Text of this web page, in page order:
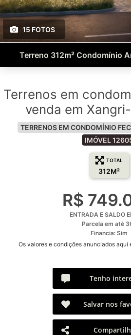
15 FOTOS
Terreno 312m² Condomínio
Terrenos em
venda em
TERRENOS EM CONDOMÍNIO
IMÓVEL
TOTAL
312M²
R$
ENTRADA E SALDO
Parcela em até
Financia: Sim
Os valores e condições anunciados aqui
Tenho
Salvar nos